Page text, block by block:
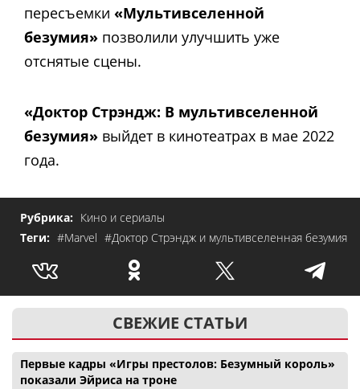
пересъемки «Мультивселенной
безумия» позволили улучшить уже
отснятые сцены.
«Доктор Стрэндж: В мультивселенной
безумия» выйдет в кинотеатрах в мае 2022
года.
Рубрика: Кино и сериалы
Теги: #Marvel #Доктор Стрэндж и мультивселенная безумия
СВЕЖИЕ СТАТЬИ
Первые кадры «Игры престолов: Безумный король»
показали Эйриса на троне